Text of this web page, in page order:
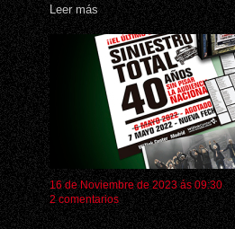
Leer más
16 de Noviembre de 2023 ás 09:30
2 comentarios